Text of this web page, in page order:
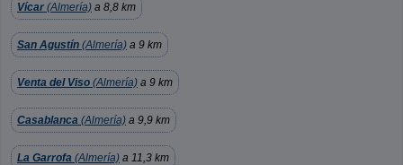
Vícar (Almería) a 8,8 km
San Agustín (Almería) a 9 km
Venta del Viso (Almería) a 9 km
Casablanca (Almería) a 9,9 km
La Garrofa (Almería) a 11,3 km